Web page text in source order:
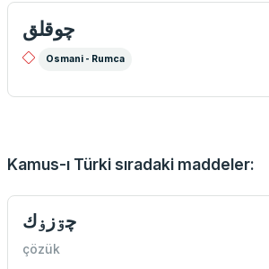
چوقلق
Osmani - Rumca
Kamus-ı Türki sıradaki maddeler:
چۊزۏك
çözük